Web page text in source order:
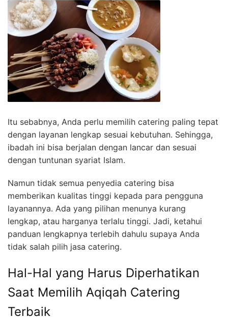
Itu sebabnya, Anda perlu memilih catering paling tepat
dengan layanan lengkap sesuai kebutuhan. Sehingga,
ibadah ini bisa berjalan dengan lancar dan sesuai
dengan tuntunan syariat Islam.
Namun tidak semua penyedia catering bisa
memberikan kualitas tinggi kepada para pengguna
layanannya. Ada yang pilihan menunya kurang
lengkap, atau harganya terlalu tinggi. Jadi, ketahui
panduan lengkapnya terlebih dahulu supaya Anda
tidak salah pilih jasa catering.
Hal-Hal yang Harus Diperhatikan
Saat Memilih Aqiqah Catering
Terbaik